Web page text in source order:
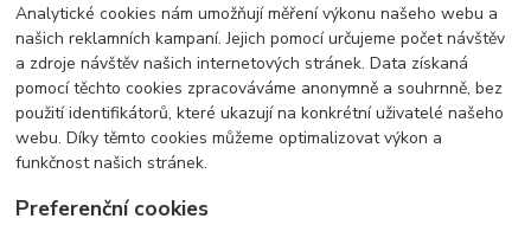
Analytické cookies nám umožňují měření výkonu našeho webu a
našich reklamních kampaní. Jejich pomocí určujeme počet návštěv
a zdroje návštěv našich internetových stránek. Data získaná
pomocí těchto cookies zpracováváme anonymně a souhrnně, bez
použití identifikátorů, které ukazují na konkrétní uživatelé našeho
webu. Díky těmto cookies můžeme optimalizovat výkon a
funkčnost našich stránek.
Preferenční cookies